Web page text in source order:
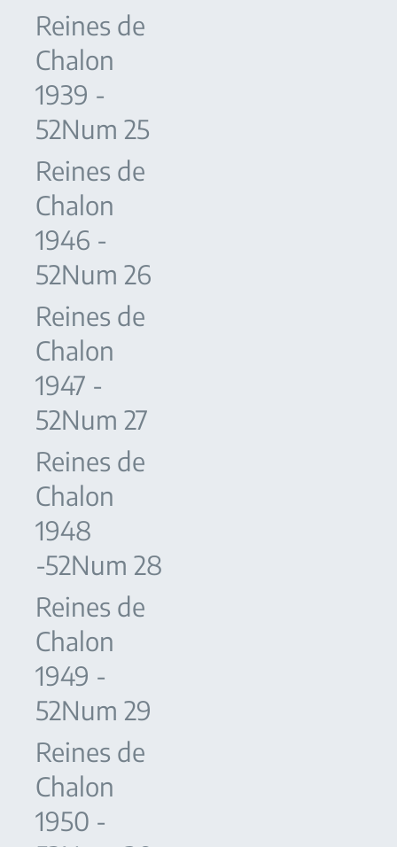
Reines de
Chalon
1939 -
52Num 25
Reines de
Chalon
1946 -
52Num 26
Reines de
Chalon
1947 -
52Num 27
Reines de
Chalon
1948
-52Num 28
Reines de
Chalon
1949 -
52Num 29
Reines de
Chalon
1950 -